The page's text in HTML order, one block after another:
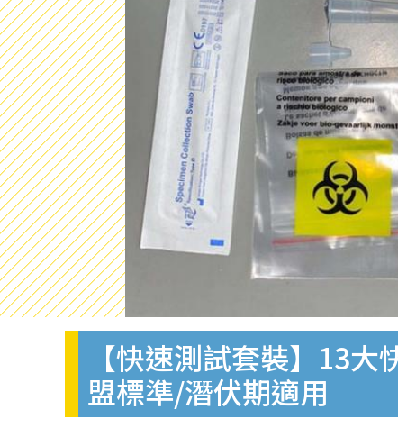
【快速測試套裝】13
盟標準/潛伏期適用